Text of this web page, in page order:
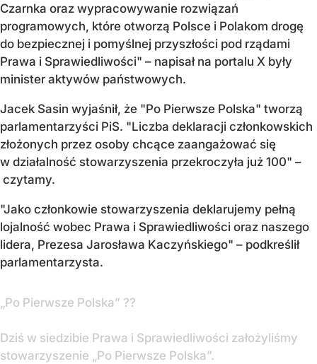
Czarnka oraz wypracowywanie rozwiązań
programowych, które otworzą Polsce i Polakom drogę
do bezpiecznej i pomyślnej przyszłości pod rządami
Prawa i Sprawiedliwości" – napisał na portalu X były
minister aktywów państwowych.
Jacek Sasin wyjaśnił, że "Po Pierwsze Polska" tworzą
parlamentarzyści PiS. "Liczba deklaracji członkowskich
złożonych przez osoby chcące zaangażować się
w działalność stowarzyszenia przekroczyła już 100" –
czytamy.
"Jako członkowie stowarzyszenia deklarujemy pełną
lojalność wobec Prawa i Sprawiedliwości oraz naszego
lidera, Prezesa Jarosława Kaczyńskiego" – podkreślił
parlamentarzysta.
„Po Pierwsze Polska” ??
Dziś w siedzibie Prawa i Sprawiedliwości założyliśmy
stowarzyszenie „Po Pierwsze Polska”.